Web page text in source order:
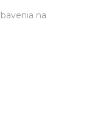
na